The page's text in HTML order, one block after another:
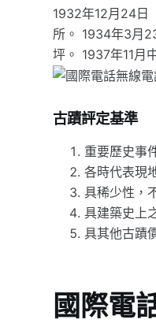
1932年12月24日
所。 1934年3月
坪。 1937年11月
古蹟評定基準
重要歷史事
各時代表現
具稀少性，
具建築史上
具其他古蹟
國際電